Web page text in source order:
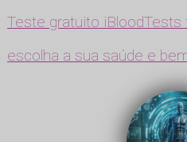
Teste gratuito iBloodTests
escolha a sua saúde e